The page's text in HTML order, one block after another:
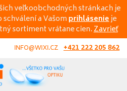
veľkoobchodných stránkach je
schválení a Vašom prihlásenieje
sortiment vrátane cien.Zavrieť
INFO@WIXI.CZ +421 222 205 862